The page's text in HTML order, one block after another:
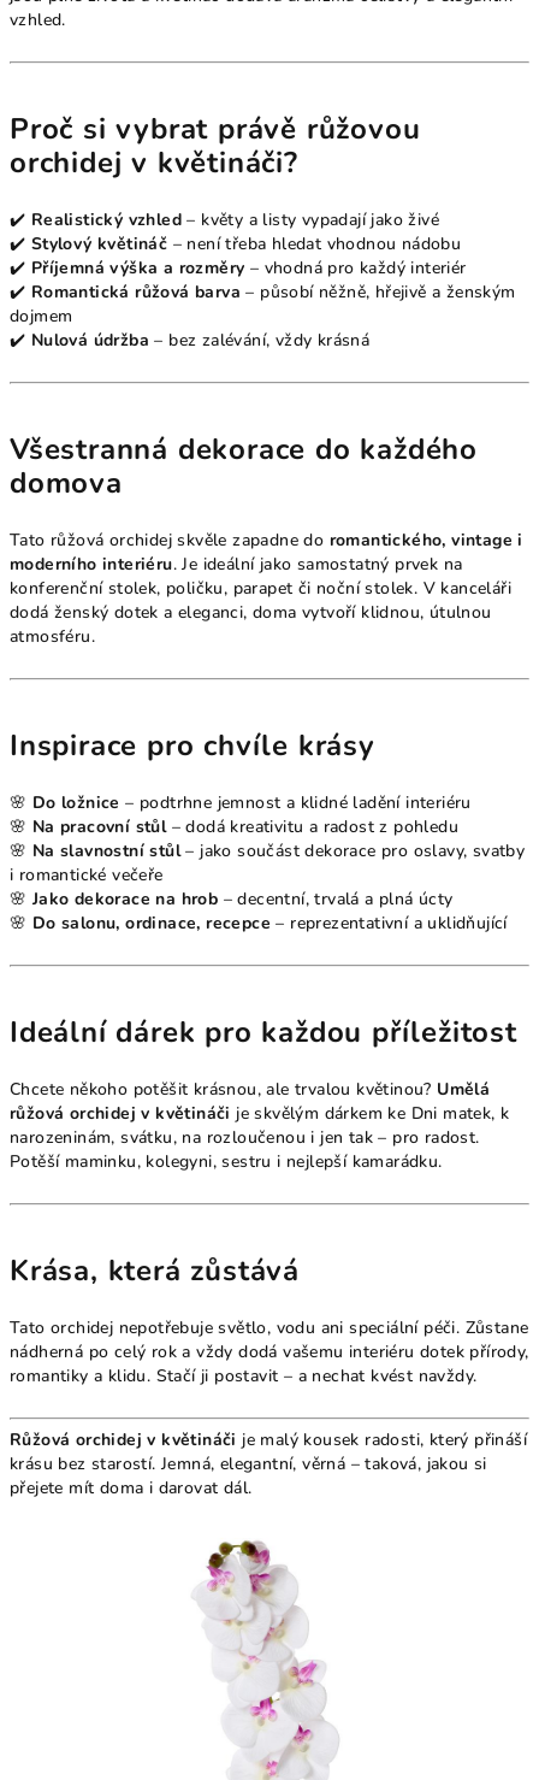
vzhled.
Proč si vybrat právě růžovou
orchidej v květináči?
✔️ Realistický vzhled – květy a listy vypadají jako živé
✔️ Stylový květináč – není třeba hledat vhodnou nádobu
✔️ Příjemná výška a rozměry – vhodná pro každý interiér
✔️ Romantická růžová barva – působí něžně, hřejivě a ženským
dojmem
✔️ Nulová údržba – bez zalévání, vždy krásná
Všestranná dekorace do každého
domova
Tato růžová orchidej skvěle zapadne do romantického, vintage i
moderního interiéru. Je ideální jako samostatný prvek na
konferenční stolek, poličku, parapet či noční stolek. V kanceláři
dodá ženský dotek a eleganci, doma vytvoří klidnou, útulnou
atmosféru.
Inspirace pro chvíle krásy
🌸 Do ložnice – podtrhne jemnost a klidné ladění interiéru
🌸 Na pracovní stůl– dodá kreativitu a radost z pohledu
🌸 Na slavnostní stůl– jako součást dekorace pro oslavy, svatby
i romantické večeře
🌸Jako dekorace na hrob – decentní, trvalá a plná úcty
🌸 Do salonu, ordinace, recepce – reprezentativní a uklidňující
Ideální dárek pro každou příležitost
Chcete někoho potěšit krásnou, ale trvalou květinou? Umělá
růžová orchidej v květináči je skvělým dárkem ke Dni matek, k
narozeninám, svátku, na rozloučenou i jen tak – pro radost.
Potěší maminku, kolegyni, sestru i nejlepší kamarádku.
Krása, která zůstává
Tato orchidej nepotřebuje světlo, vodu ani speciální péči. Zůstane
nádherná po celý rok a vždy dodá vašemu interiéru dotek přírody,
romantiky a klidu. Stačí ji postavit – a nechat kvést navždy.
Růžová orchidej v květináči je malý kousek radosti, který přináší
krásu bez starostí. Jemná, elegantní, věrná – taková, jakou si
přejete mít doma i darovat dál.